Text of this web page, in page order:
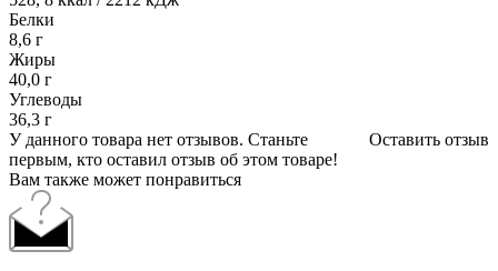
Белки
8,6 г
Жиры
40,0 г
Углеводы
36,3 г
Оставить отзыв
У данного товара нет отзывов. Станьте
первым, кто оставил отзыв об этом товаре!
Вам также может понравиться